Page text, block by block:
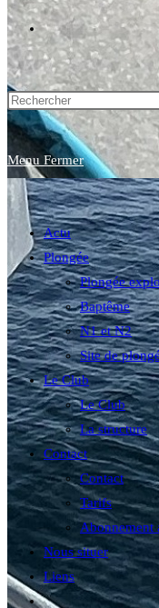
Toggle
website
search
Menu Fermer
Actu
Plongée
Plongée
Baptême
N1 et N2
Site de
Le Club
Le Club
La structure
Contact
Contact
Tarifs
Abonnement
Nous situer
Liens
Toggle